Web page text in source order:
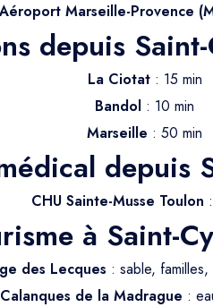
Marseille-Provence
depuis
La Ciotat: 15 min
Bandol : 10 min
Marseille : 50 min
depuis
CHU Sainte-Musse Toulon
à Saint-
des Lecques : sable,
Calanques de la Madrague :